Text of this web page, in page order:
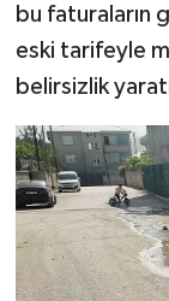
bu faturaların
eski tarifeyle
belirsizlik